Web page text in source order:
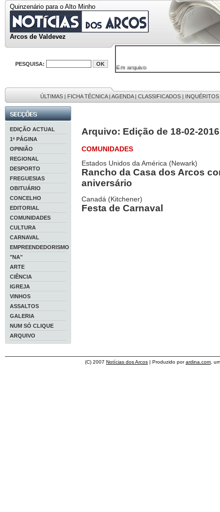
Quinzenário para o Alto Minho
Arcos de Valdevez
PESQUISA: Em arquivo
32646 notícias
9886 mensagens
201 registos
ÚLTIMAS | FICHA TÉCNICA| AGENDA| CLASSIFICADOS | INQUÉRITOS
EDIÇÃO ACTUAL
1ª PÁGINA
OPINIÃO
REGIONAL
DESPORTO
FREGUESIAS
OBITUÁRIO
CONCELHO
EDITORIAL
COMUNIDADES
CULTURA
CARNAVAL
EMPREENDEDORISMO
"NA"
ARTE
CIÊNCIA
IGREJA
VINHOS
ASSALTOS
GALERIA
NUM SÓ CLIQUE
ARQUIVO
Arquivo: Edição de 18-02-2016
COMUNIDADES
Estados Unidos da América (Newark)
Rancho da Casa dos Arcos
aniversário
Canadá (Kitchener)
Festa de Carnaval
(C) 2007 Notícias dos Arcos | Produzido porardina.com ,